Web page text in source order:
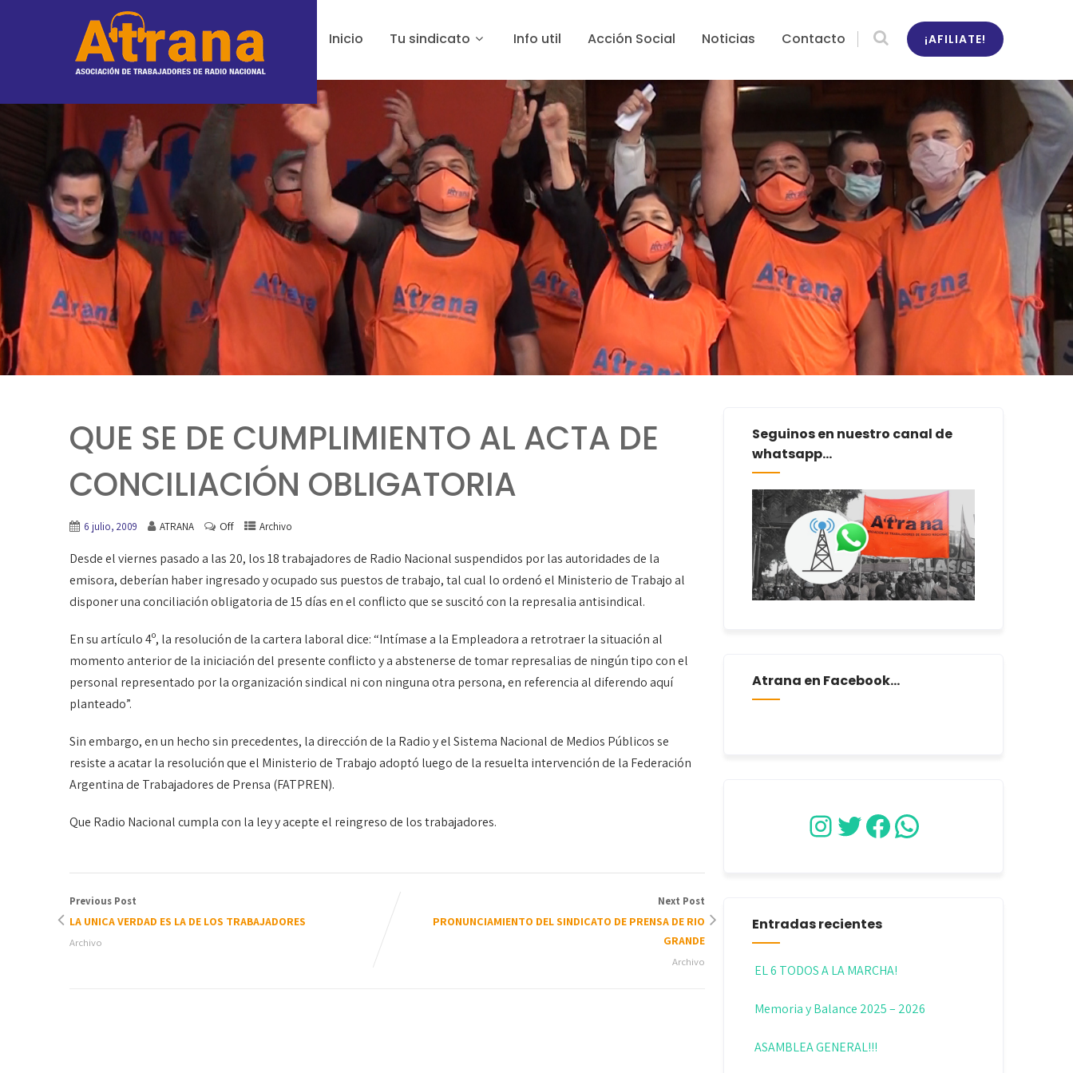
¡AFILIATE!
Inicio Tu sindicato Info util Acción Social Noticias Contacto
QUE SE DE CUMPLIMIENTO AL ACTA DE
CONCILIACIÓN OBLIGATORIA
6 julio, 2009 ATRANA Off Archivo
Desde el viernes pasado a las 20, los 18 trabajadores de Radio Nacional suspendidos por las autoridades de la
emisora, deberían haber ingresado y ocupado sus puestos de trabajo, tal cual lo ordenó el Ministerio de Trabajo al
disponer una conciliación obligatoria de 15 días en el conflicto que se suscitó con la represalia antisindical.
En su artículo 4º, la resolución de la cartera laboral dice: “Intímase a la Empleadora a retrotraer la situación al
momento anterior de la iniciación del presente conflicto y a abstenerse de tomar represalias de ningún tipo con el
personal representado por la organización sindical ni con ninguna otra persona, en referencia al diferendo aquí
planteado”.
Sin embargo, en un hecho sin precedentes, la dirección de la Radio y el Sistema Nacional de Medios Públicos se
resiste a acatar la resolución que el Ministerio de Trabajo adoptó luego de la resuelta intervención de la Federación
Argentina de Trabajadores de Prensa (FATPREN).
Que Radio Nacional cumpla con la ley y acepte el reingreso de los trabajadores.
Previous Post
LA UNICA VERDAD ES LA DE LOS TRABAJADORES
Archivo
Next Post
PRONUNCIAMIENTO DEL SINDICATO DE PRENSA DE RIO
GRANDE
Archivo
Seguinos en nuestro canal de
whatsapp...
Atrana en Facebook...
Instagram
Twitter
Facebook
WhatsApp
Entradas recientes
EL 6 TODOS A LA MARCHA!
Memoria y Balance 2025 – 2026
ASAMBLEA GENERAL!!!